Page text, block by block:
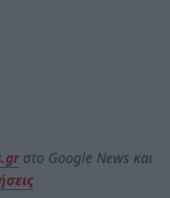
στο Google News και